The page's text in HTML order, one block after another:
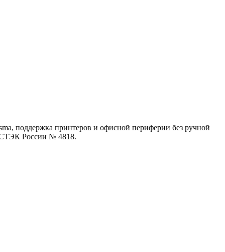
поддержка принтеров и офисной периферии без ручной
России № 4818.